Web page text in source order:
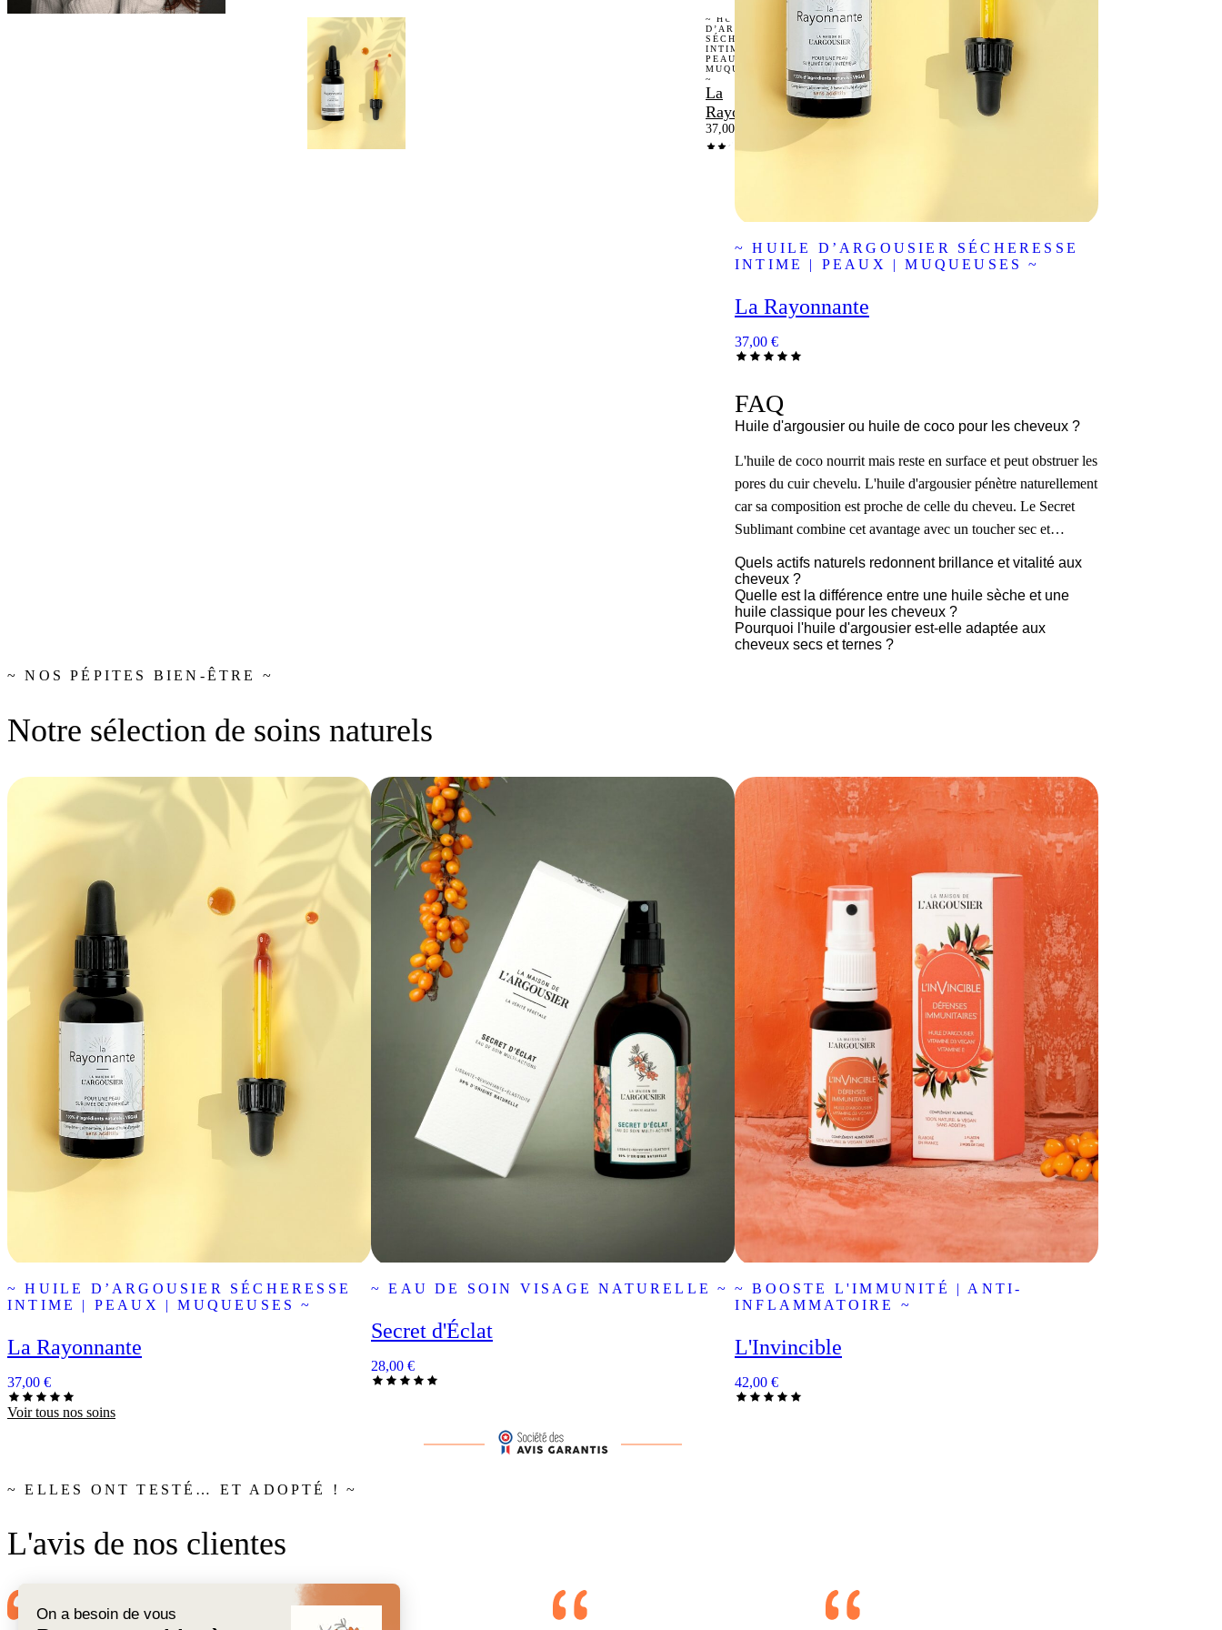
~ HUILE
D’ARGOUSIER
SÉCHERESSE
INTIME |
PEAUX |
MUQUEUSES
~
La
Rayonnante
37,00
~ HUILE D’ARGOUSIER SÉCHERESSE
INTIME | PEAUX | MUQUEUSES ~
La Rayonnante
37,00 €
FAQ
Huile d'argousier ou huile de coco pour les cheveux ?
L'huile de coco nourrit mais reste en surface et peut obstruer les
pores du cuir chevelu. L'huile d'argousier pénètre naturellement
car sa composition est proche de celle du cheveu. Le Secret
Sublimant combine cet avantage avec un toucher sec et…
Quels actifs naturels redonnent brillance et vitalité aux
cheveux ?
Quelle est la différence entre une huile sèche et une
huile classique pour les cheveux ?
Pourquoi l'huile d'argousier est-elle adaptée aux
cheveux secs et ternes ?
~ NOS PÉPITES BIEN-ÊTRE ~
Notre sélection de soins naturels
~ HUILE D’ARGOUSIER SÉCHERESSE
INTIME | PEAUX | MUQUEUSES ~
La Rayonnante
37,00 €
~ EAU DE SOIN VISAGE NATURELLE ~
Secret d'Éclat
28,00 €
~ BOOSTE L'IMMUNITÉ | ANTI-
INFLAMMATOIRE ~
L'Invincible
42,00 €
Voir tous nos soins
~ ELLES ONT TESTÉ… ET ADOPTÉ ! ~
L'avis de nos clientes